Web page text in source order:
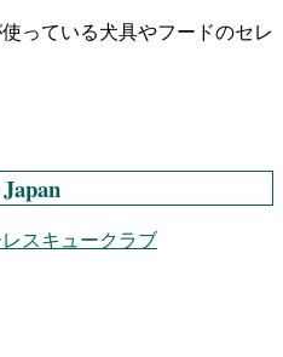
っている犬具やフードのセレ